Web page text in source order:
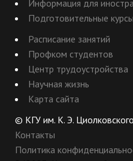
Информация для
Подготовительные курсы
Расписание занятий
Профком студентов
Центр трудоустройства
Научная жизнь
Карта сайта
© КГУ им. К. Э.
Контакты
Политика